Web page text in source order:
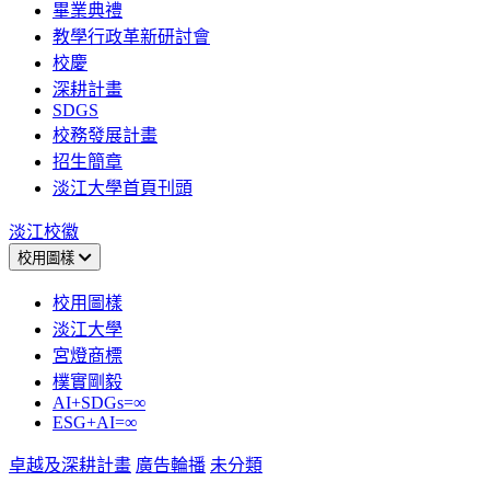
畢業典禮
教學行政革新研討會
校慶
深耕計畫
SDGS
校務發展計畫
招生簡章
淡江大學首頁刊頭
淡江校徽
校用圖樣
校用圖樣
淡江大學
宮燈商標
樸實剛毅
AI+SDGs=∞
ESG+AI=∞
卓越及深耕計畫 廣告輪播 未分類